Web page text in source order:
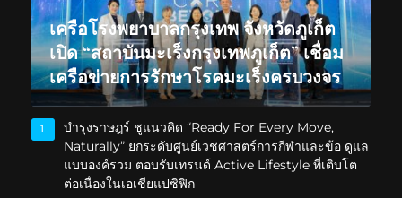
เครือโรงพยาบาลกรุงเทพ จังหวัดภูเก็ต
เปิด “สถาบันมะเร็งกรุงเทพภูเก็ต” เชื่อม
เครือข่ายการรักษาโรคมะเร็งครบวงจร
1
บำรุงราษฎร์ ชูแนวคิด “Ready For Every Move,
Naturally” ยกระดับศูนย์เวชศาสตร์การกีฬาและข้อ ดูแล
แบบองค์รวม ตอบรับเทรนด์ Active Lifestyle ที่เติบโต
ต่อเนื่องในเอเชียแปซิฟิก